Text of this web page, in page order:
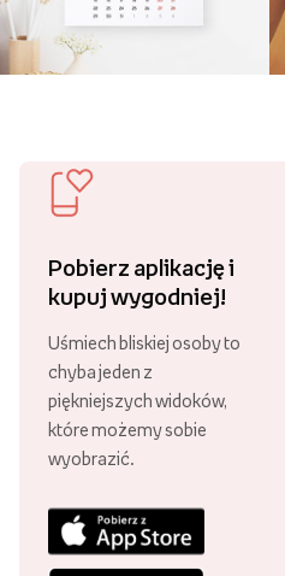
Pobierz aplikację i
kupuj wygodniej!
Uśmiech bliskiej osoby to
chyba jeden z
piękniejszych widoków,
które możemy sobie
wyobrazić.